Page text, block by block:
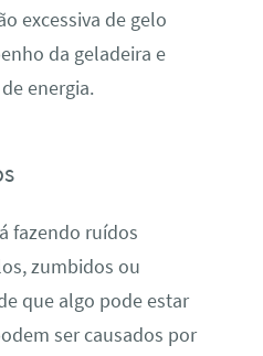
excessiva de gelo
da geladeira e
energia.
fazendo ruídos
zumbidos ou
que algo pode estar
ser causados por